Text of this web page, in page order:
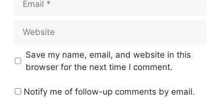
Save my name, email, and website in this
browser for the next time I comment.
Notify me of follow-up comments by email.